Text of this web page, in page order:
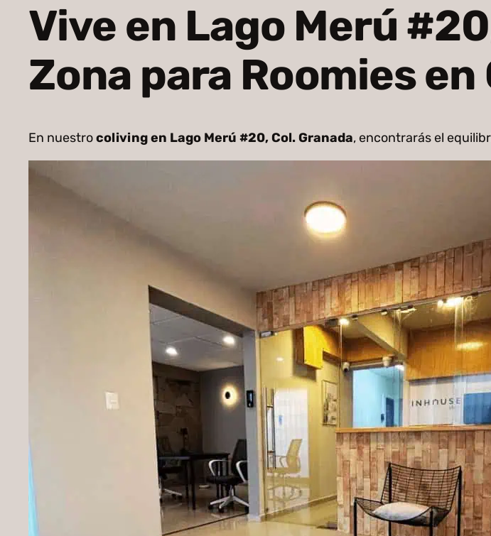
Vive en Lago Merú
Zona para Roomies en
En nuestrocoliving en Lago Merú #20, Col. Granada, encontrarás el